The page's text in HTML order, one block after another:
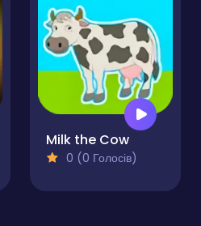
Milk the Cow
0 (0 Голосів)